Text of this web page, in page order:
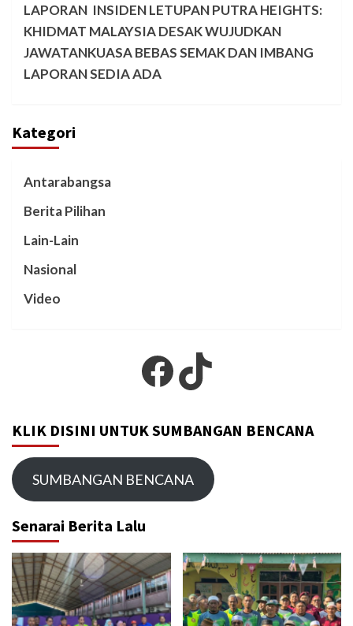
LAPORAN INSIDEN LETUPAN PUTRA HEIGHTS:
KHIDMAT MALAYSIA DESAK WUJUDKAN
JAWATANKUASA BEBAS SEMAK DAN IMBANG
LAPORAN SEDIA ADA
Kategori
Antarabangsa
Berita Pilihan
Lain-Lain
Nasional
Video
Facebook
TikTok
KLIK DISINI UNTUK SUMBANGAN BENCANA
SUMBANGAN BENCANA
Senarai Berita Lalu